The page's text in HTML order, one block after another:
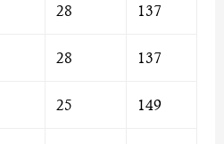
28 137
28 137
25 149